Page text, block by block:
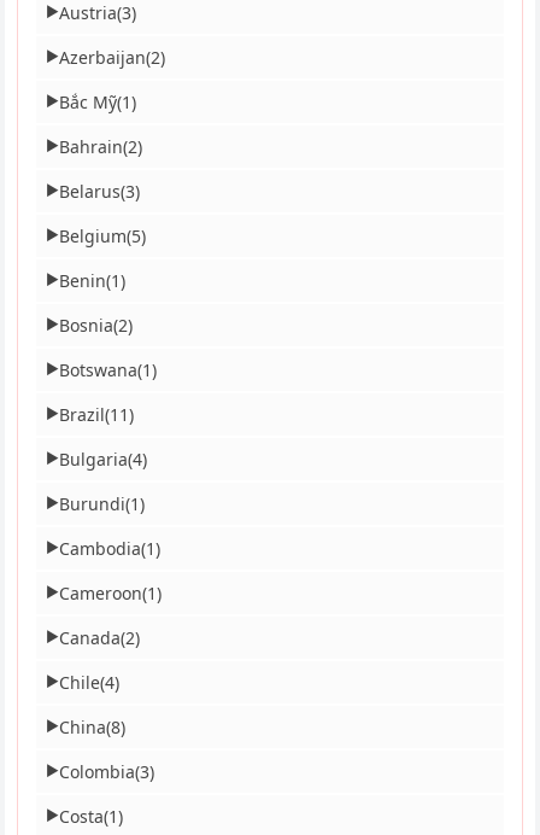
▶Austria(3)
▶Azerbaijan(2)
▶Bắc Mỹ(1)
▶Bahrain(2)
▶Belarus(3)
▶Belgium(5)
▶Benin(1)
▶Bosnia(2)
▶Botswana(1)
▶Brazil(11)
▶Bulgaria(4)
▶Burundi(1)
▶Cambodia(1)
▶Cameroon(1)
▶Canada(2)
▶Chile(4)
▶China(8)
▶Colombia(3)
▶Costa(1)